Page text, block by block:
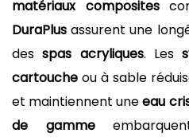
matériaux composites
DuraPlus assurent une
desspas acryliques. Les
cartouche ou à sable
et maintiennent uneeau
de gamme